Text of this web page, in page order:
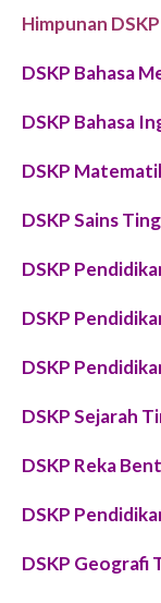
Himpunan
DSKP Bahasa
DSKP Bahasa
DSKP
DSKP Sains
DSKP
DSKP
DSKP
DSKP Sejarah
DSKP Reka
DSKP
DSKP Geografi